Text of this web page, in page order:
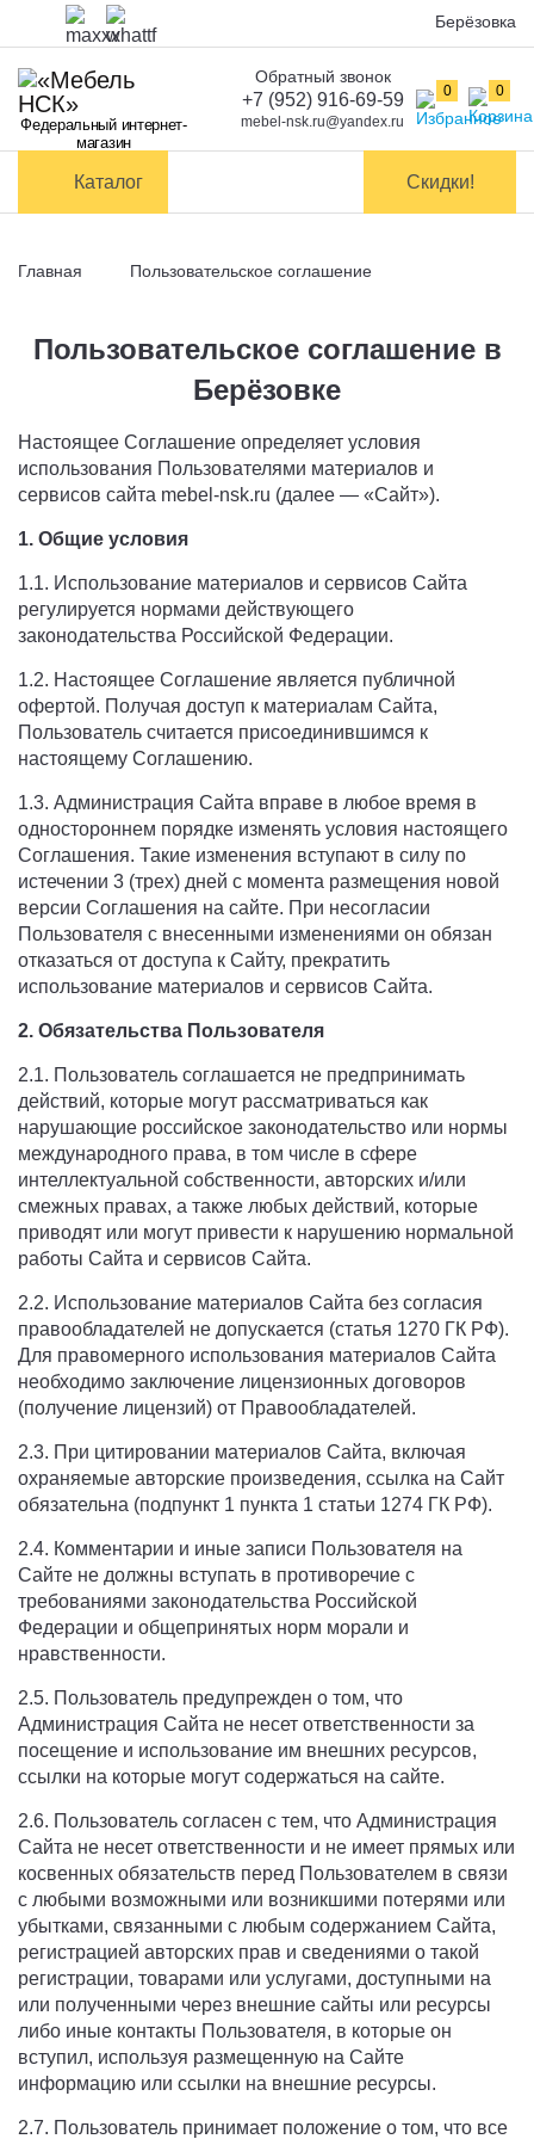
Оплата
Доставка и
самовывоз
Сборка
Заказать обратный звонок
Берёзовка
Федеральный интернет-
магазин
0 0
Обратный звонок
+7 (952) 916-69-59
mebel-nsk.ru@yandex.ru
Каталог Скидки!
Главная Пользовательское соглашение
Пользовательское соглашение в
Берёзовке
Настоящее Соглашение определяет условия
использования Пользователями материалов и
сервисов сайта mebel -nsk.ru (далее — «Сайт»).
1. Общие условия
1.1. Использование материалов и сервисов Сайта
регулируется нормами действующего
законодательства Российской Федерации.
1.2. Настоящее Соглашение является публичной
офертой. Получая доступ к материалам Сайта,
Пользователь считается присоединившимся к
настоящему Соглашению.
1.3. Администрация Сайта вправе в любое время в
одностороннем порядке изменять условия настоящего
Соглашения. Такие изменения вступают в силу по
истечении 3 (трех) дней с момента размещения новой
версии Соглашения на сайте. При несогласии
Пользователя с внесенными изменениями он обязан
отказаться от доступа к Сайту, прекратить
использование материалов и сервисов Сайта.
2. Обязательства Пользователя
2.1. Пользователь соглашается не предпринимать
действий, которые могут рассматриваться как
нарушающие российское законодательство или нормы
международного права, в том числе в сфере
интеллектуальной собственности, авторских и/или
смежных правах, а также любых действий, которые
приводят или могут привести к нарушению нормальной
работы Сайта и сервисов Сайта.
2.2. Использование материалов Сайта без согласия
правообладателей не допускается (статья 1270 ГК РФ).
Для правомерного использования материалов Сайта
необходимо заключение лицензионных договоров
(получение лицензий) от Правообладателей.
2.3. При цитировании материалов Сайта, включая
охраняемые авторские произведения, ссылка на Сайт
обязательна (подпункт 1 пункта 1 статьи 1274 ГК РФ).
2.4. Комментарии и иные записи Пользователя на
Сайте не должны вступать в противоречие с
требованиями законодательства Российской
Федерации и общепринятых норм морали и
нравственности.
2.5. Пользователь предупрежден о том, что
Администрация Сайта не несет ответственности за
посещение и использование им внешних ресурсов,
ссылки на которые могут содержаться на сайте.
2.6. Пользователь согласен с тем, что Администрация
Сайта не несет ответственности и не имеет прямых или
косвенных обязательств перед Пользователем в связи
с любыми возможными или возникшими потерями или
убытками, связанными с любым содержанием Сайта,
регистрацией авторских прав и сведениями о такой
регистрации, товарами или услугами, доступными на
или полученными через внешние сайты или ресурсы
либо иные контакты Пользователя, в которые он
вступил, используя размещенную на Сайте
информацию или ссылки на внешние ресурсы.
2.7. Пользователь принимает положение о том, что все